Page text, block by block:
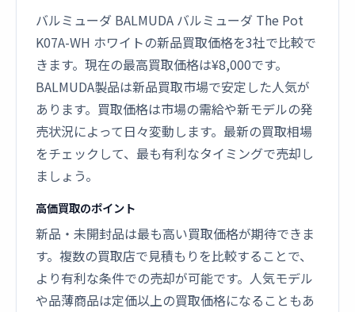
バルミューダ BALMUDA バルミューダ The Pot
K07A-WH ホワイトの新品買取価格を3社で比較で
きます。現在の最高買取価格は¥8,000です。
BALMUDA製品は新品買取市場で安定した人気が
あります。買取価格は市場の需給や新モデルの発
売状況によって日々変動します。最新の買取相場
をチェックして、最も有利なタイミングで売却し
ましょう。
高価買取のポイント
新品・未開封品は最も高い買取価格が期待できま
す。複数の買取店で見積もりを比較することで、
より有利な条件での売却が可能です。人気モデル
や品薄商品は定価以上の買取価格になることもあ